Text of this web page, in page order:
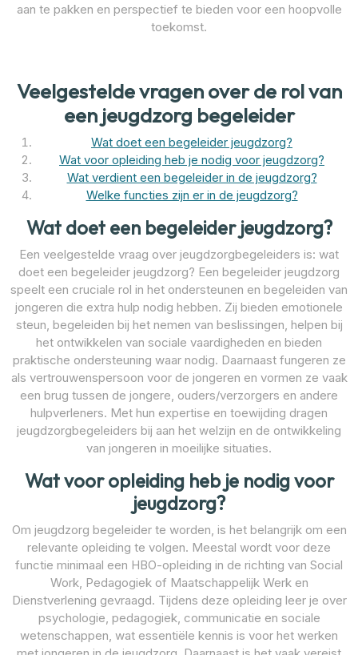
aan te pakken en perspectief te bieden voor een hoopvolle
toekomst.
Veelgestelde vragen over de rol van
een jeugdzorg begeleider
Wat doet een begeleider jeugdzorg?
Wat voor opleiding heb je nodig voor jeugdzorg?
Wat verdient een begeleider in de jeugdzorg?
Welke functies zijn er in de jeugdzorg?
Wat doet een begeleider jeugdzorg?
Een veelgestelde vraag over jeugdzorgbegeleiders is: wat
doet een begeleider jeugdzorg? Een begeleider jeugdzorg
speelt een cruciale rol in het ondersteunen en begeleiden van
jongeren die extra hulp nodig hebben. Zij bieden emotionele
steun, begeleiden bij het nemen van beslissingen, helpen bij
het ontwikkelen van sociale vaardigheden en bieden
praktische ondersteuning waar nodig. Daarnaast fungeren ze
als vertrouwenspersoon voor de jongeren en vormen ze vaak
een brug tussen de jongere, ouders/verzorgers en andere
hulpverleners. Met hun expertise en toewijding dragen
jeugdzorgbegeleiders bij aan het welzijn en de ontwikkeling
van jongeren in moeilijke situaties.
Wat voor opleiding heb je nodig voor
jeugdzorg?
Om jeugdzorg begeleider te worden, is het belangrijk om een
relevante opleiding te volgen. Meestal wordt voor deze
functie minimaal een HBO-opleiding in de richting van Social
Work, Pedagogiek of Maatschappelijk Werk en
Dienstverlening gevraagd. Tijdens deze opleiding leer je over
psychologie, pedagogiek, communicatie en sociale
wetenschappen, wat essentiële kennis is voor het werken